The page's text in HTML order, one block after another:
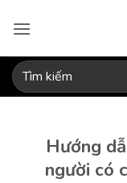
qua
dung
Tìm
kiếm:
Hướng
người có